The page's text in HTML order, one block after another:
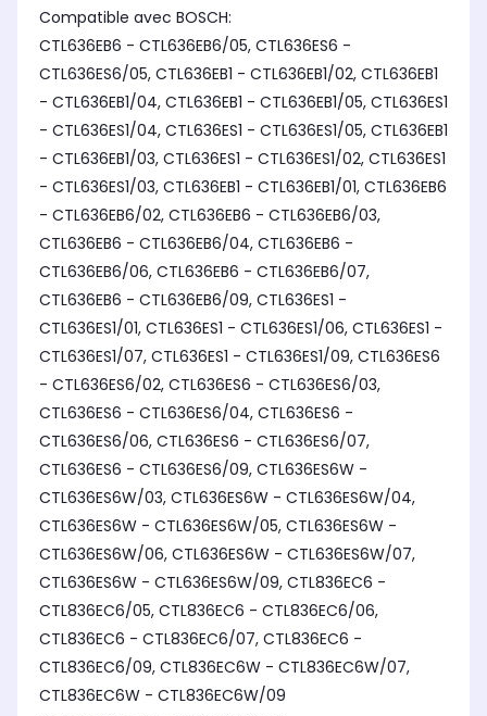
Compatible avec BOSCH:
CTL636EB6 - CTL636EB6/05, CTL636ES6 -
CTL636ES6/05, CTL636EB1 - CTL636EB1/02, CTL636EB1
- CTL636EB1/04, CTL636EB1 - CTL636EB1/05, CTL636ES1
- CTL636ES1/04, CTL636ES1 - CTL636ES1/05, CTL636EB1
- CTL636EB1/03, CTL636ES1 - CTL636ES1/02, CTL636ES1
- CTL636ES1/03, CTL636EB1 - CTL636EB1/01, CTL636EB6
- CTL636EB6/02, CTL636EB6 - CTL636EB6/03,
CTL636EB6 - CTL636EB6/04, CTL636EB6 -
CTL636EB6/06, CTL636EB6 - CTL636EB6/07,
CTL636EB6 - CTL636EB6/09, CTL636ES1 -
CTL636ES1/01, CTL636ES1 - CTL636ES1/06, CTL636ES1 -
CTL636ES1/07, CTL636ES1 - CTL636ES1/09, CTL636ES6
- CTL636ES6/02, CTL636ES6 - CTL636ES6/03,
CTL636ES6 - CTL636ES6/04, CTL636ES6 -
CTL636ES6/06, CTL636ES6 - CTL636ES6/07,
CTL636ES6 - CTL636ES6/09, CTL636ES6W -
CTL636ES6W/03, CTL636ES6W - CTL636ES6W/04,
CTL636ES6W - CTL636ES6W/05, CTL636ES6W -
CTL636ES6W/06, CTL636ES6W - CTL636ES6W/07,
CTL636ES6W - CTL636ES6W/09, CTL836EC6 -
CTL836EC6/05, CTL836EC6 - CTL836EC6/06,
CTL836EC6 - CTL836EC6/07, CTL836EC6 -
CTL836EC6/09, CTL836EC6W - CTL836EC6W/07,
CTL836EC6W - CTL836EC6W/09